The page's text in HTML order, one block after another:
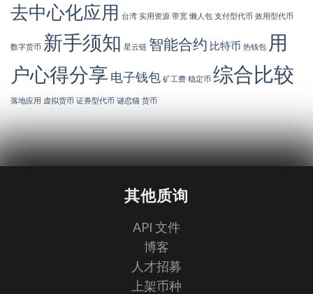
去中心化应用 台湾 实用资源 带宽 懒人包 支付型代币 效用型代币
数字货币 新手须知 星云链 智能合约 比特币 热钱包 用
户心得分享 电子钱包 矿工费 稳定币 综合比较
落地应用 虚拟货币 证券型代币 谜恋猫 货币
其他质询
API 文件
博客
人才招募
上架币种